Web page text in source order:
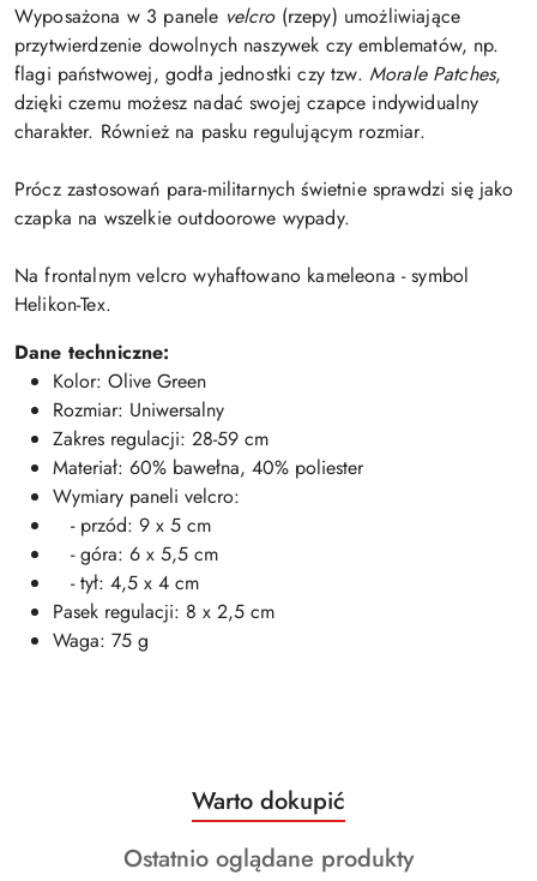
Wyposażona w 3 panele velcro (rzepy) umożliwiające
przytwierdzenie dowolnych naszywek czy emblematów, np.
flagi państwowej, godła jednostki czy tzw. Morale Patches,
dzięki czemu możesz nadać swojej czapce indywidualny
charakter. Również na pasku regulującym rozmiar.
Prócz zastosowań para-militarnych świetnie sprawdzi się jako
czapka na wszelkie outdoorowe wypady.
Na frontalnym velcro wyhaftowano kameleona - symbol
Helikon-Tex.
Dane techniczne:
Kolor: Olive Green
Rozmiar: Uniwersalny
Zakres regulacji: 28-59 cm
Materiał: 60% bawełna, 40% poliester
Wymiary paneli velcro:
- przód: 9 x 5 cm
- góra: 6 x 5,5 cm
- tył: 4,5 x 4 cm
Pasek regulacji: 8 x 2,5 cm
Waga: 75 g
Pomiń karuzelę produktów
Produkty
o
statusie:
Warto dokupić
Produkty
Ostatnio oglądane produkty